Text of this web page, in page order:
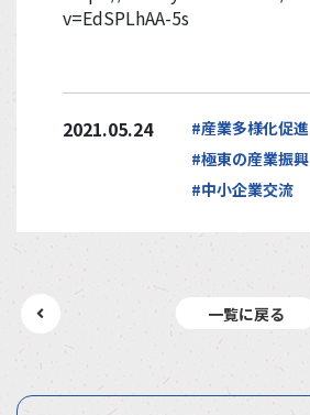
v=EdSPLhAA-5s
2021.05.24
#産業多様化促進
#極東の産業振興
#中小企業交流
一覧に戻る